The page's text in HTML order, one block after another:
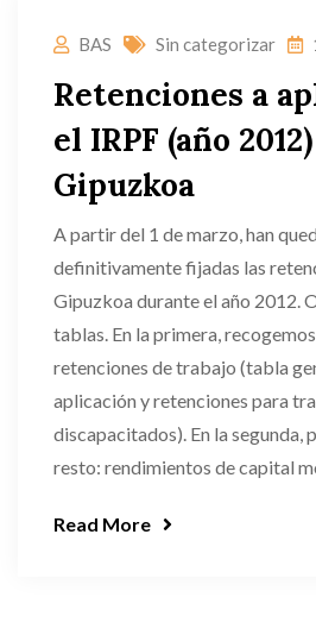
BAS Sin categorizar
Retenciones a
el IRPF (año
Gipuzkoa
A partir del 1 de marzo, han
definitivamente fijadas las
Gipuzkoa durante el año 2012.
tablas. En la primera,
retenciones de trabajo (tabla
aplicación y retenciones para
discapacitados). En la segunda,
resto: rendimientos de capital
Read More